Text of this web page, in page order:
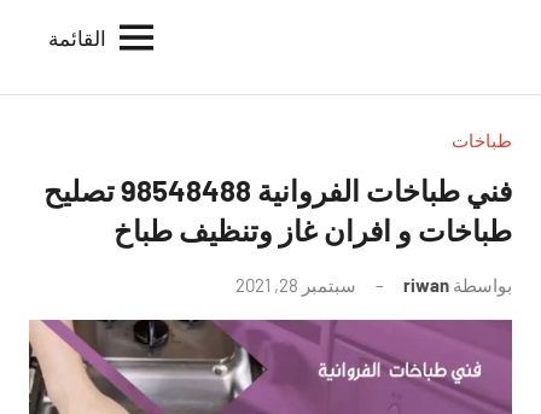
الكويت
للاعلانات
بالكويت
القائمة
طباخات
فني طباخات الفروانية 98548488 تصليح
طباخات و افران غاز وتنظيف طباخ
بواسطة riwan سبتمبر 28, 2021
توجد
تعليقات